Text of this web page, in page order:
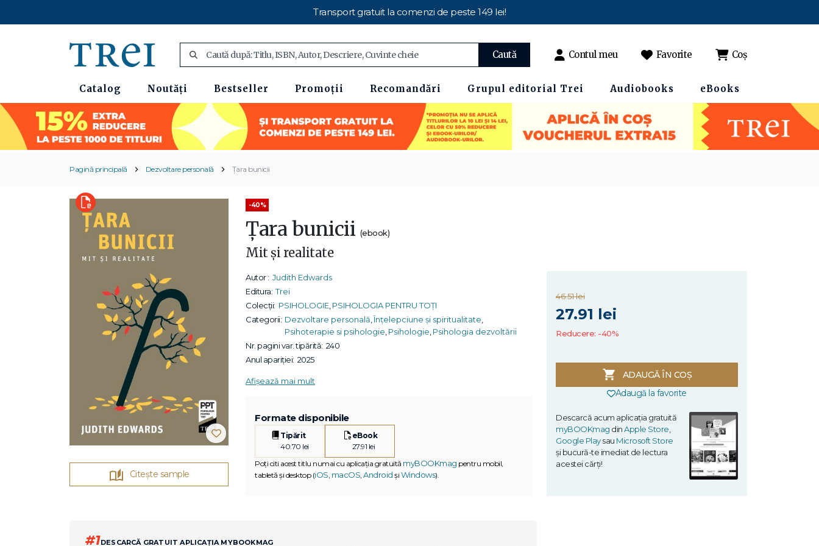
Transport gratuit la comenzi de peste 149 lei!
Caută Contul meu Favorite Coș
Catalog Noutăți Bestseller Promoții Recomandări Grupul editorial Trei Audiobooks eBooks
Pagină principală Dezvoltare personală Țara bunicii
Citește sample
-40%
Țara bunicii (ebook)
Mit și realitate
Autor : Judith Edwards
Editura: Trei
Colecții: PSIHOLOGIE, PSIHOLOGIA PENTRU TOȚI
Categorii: Dezvoltare personală ,Înțelepciune și spiritualitate
Psihoterapie si psihologie Psihologie Psihologia dezvoltării
Nr. pagini var. tipărită: 240
Anul apariției: 2025
Afișează mai mult
Formate disponibile
Tipărit
40.70 lei
eBook
27.91 lei
Poți citi acest titlu numai cu aplicația gratuită myBOOKmag pentru mobil,
tabletă și desktop (iOS, macOS, Android și Windows).
46.51 lei
27.91 lei
Reducere: -40%
ADAUGĂ ÎN COȘ
Adaugă la favorite
Descarcă acum aplicația gratuită
myBOOKmag dinApple Store
Google Playsau Microsoft Store
și bucură-te imediat de lectura
acestei cărți!
#1DESCARCĂ GRATUIT APLICAȚIA MYBOOKMAG